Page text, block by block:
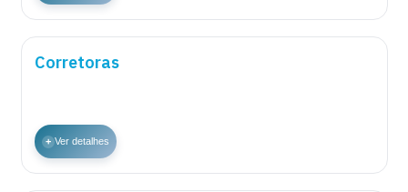
Corretoras
+ Ver detalhes